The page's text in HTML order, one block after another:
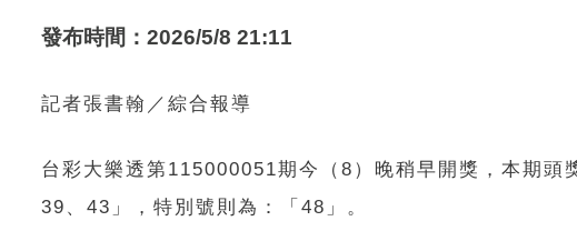
發布時間：2026/5/8 21:11
記者張書翰／綜合報導
台彩大樂透第115000051期今（8）晚稍早開獎，本期頭
39、43」，特別號則為：「48」。